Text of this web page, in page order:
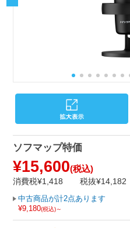
ソフマップ特価
¥15,600(税込)
消費税¥1,418 税抜¥14,182
中古商品が計2点あります
¥9,180(税込)～